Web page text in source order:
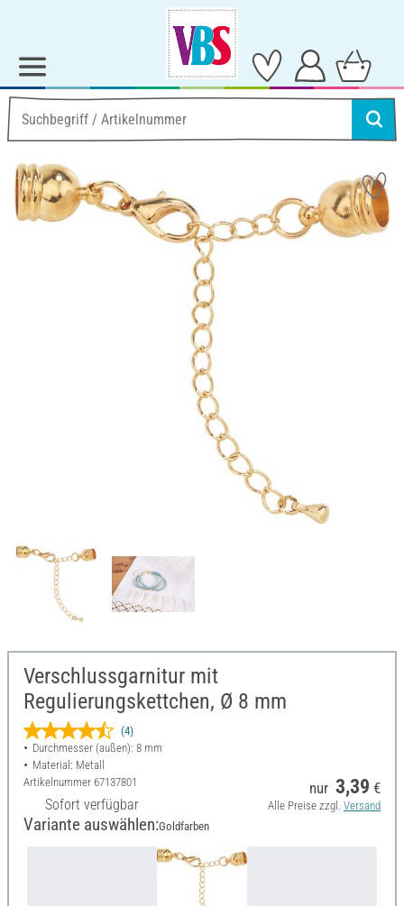
Verschlussgarnitur mit
Regulierungskettchen, Ø 8 mm
(4)
Durchmesser (außen): 8 mm
Material: Metall
Artikelnummer 67137801
Sofort verfügbar
nur 3,39 €
Alle Preise zzgl. Versand
Variante auswählen:Goldfarben